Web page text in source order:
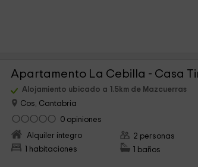
Alojamiento ubicado a 1.5km de Mazcuerras
Cos, Cantabria
0 opiniones
Alquiler íntegro
1 habitaciones
2 personas
1 baños